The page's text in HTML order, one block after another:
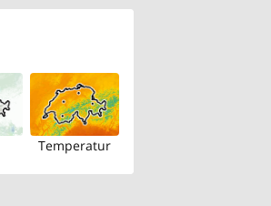
Temperatur